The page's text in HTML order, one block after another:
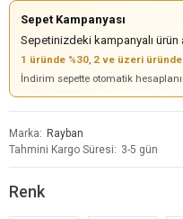
Sepet Kampanyası
Sepetinizdeki kampanyalı
1 üründe %30, 2 ve üzeri üründe
İndirim sepette otomatik
Marka
Rayban
Tahmini Kargo Süresi
3-5 gün
Renk